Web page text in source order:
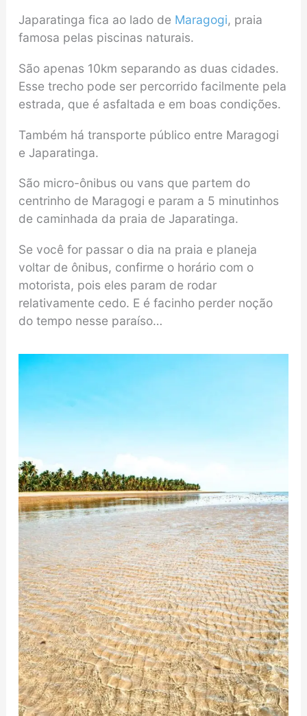
Japaratinga fica ao lado de Maragogi, praia
famosa pelas piscinas naturais.
São apenas 10km separando as duas cidades.
Esse trecho pode ser percorrido facilmente pela
estrada, que é asfaltada e em boas condições.
Também há transporte público entre Maragogi
e Japaratinga.
São micro-ônibus ou vans que partem do
centrinho de Maragogi e param a 5 minutinhos
de caminhada da praia de Japaratinga.
Se você for passar o dia na praia e planeja
voltar de ônibus, confirme o horário com o
motorista, pois eles param de rodar
relativamente cedo. E é facinho perder noção
do tempo nesse paraíso…